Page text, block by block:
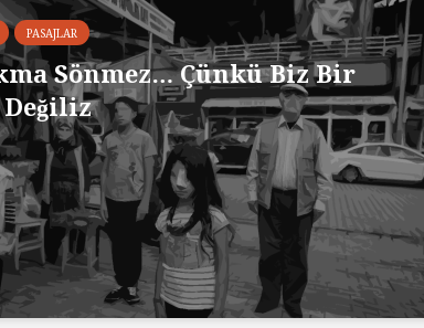
PASAJLAR
Sönmez… Çünkü Biz Bir